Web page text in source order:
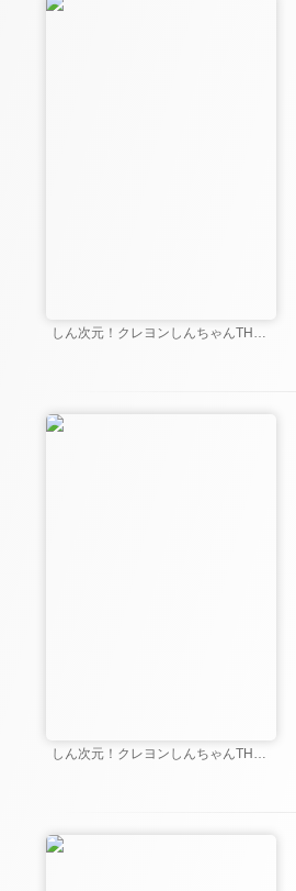
しん次元！クレヨンしんちゃんTHE MOVIE 超能力大決戦 ～とべとべ手巻き寿司～
しん次元！クレヨンしんちゃんTHE MOVIE 超能力大決戦 ～とべとべ手巻き寿司～